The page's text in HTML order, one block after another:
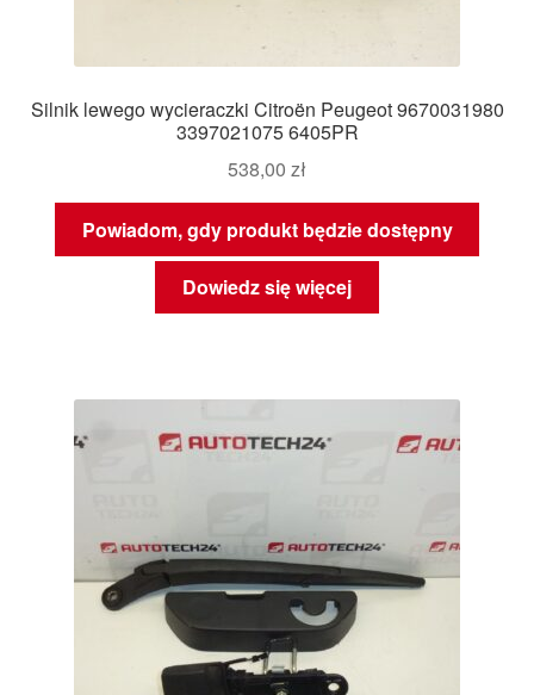
Silnik lewego wycieraczki Citroën Peugeot 9670031980
3397021075 6405PR
538,00 zł
Powiadom, gdy produkt będzie dostępny
Dowiedz się więcej